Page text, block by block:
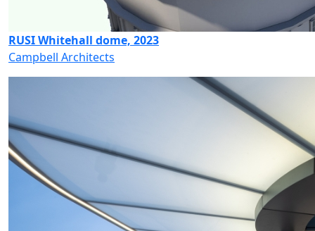
RUSI Whitehall dome, 2023
Campbell Architects